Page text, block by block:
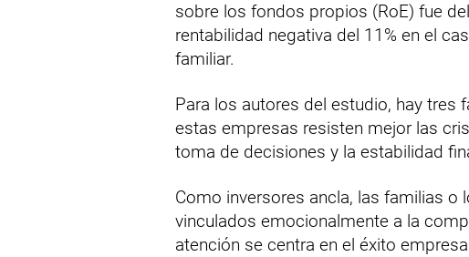
sobre los fondos propios (RoE) fue
rentabilidad negativa del 11% en el
familiar.
Para los autores del estudio, hay tres
estas empresas resisten mejor las
toma de decisiones y la estabilidad
Como inversores ancla, las familias o
vinculados emocionalmente a la
atención se centra en el éxito